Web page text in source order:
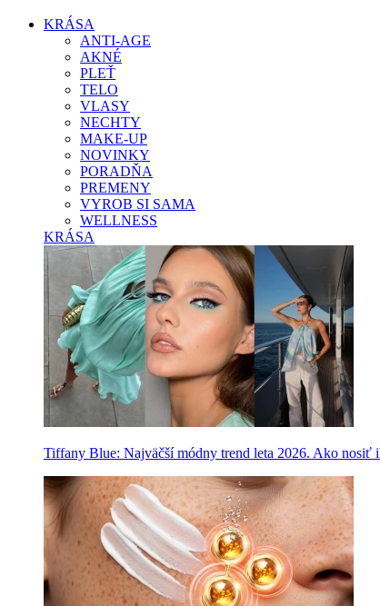
KRÁSA
ANTI-AGE
AKNÉ
PLEŤ
TELO
VLASY
NECHTY
MAKE-UP
NOVINKY
PORADŇA
PREMENY
VYROB SI SAMA
WELLNESS
KRÁSA
Tiffany Blue: Najväčší módny trend leta 2026. Ako nosiť